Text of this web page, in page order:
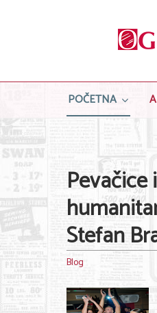
POČETNA
Stefan
Blog